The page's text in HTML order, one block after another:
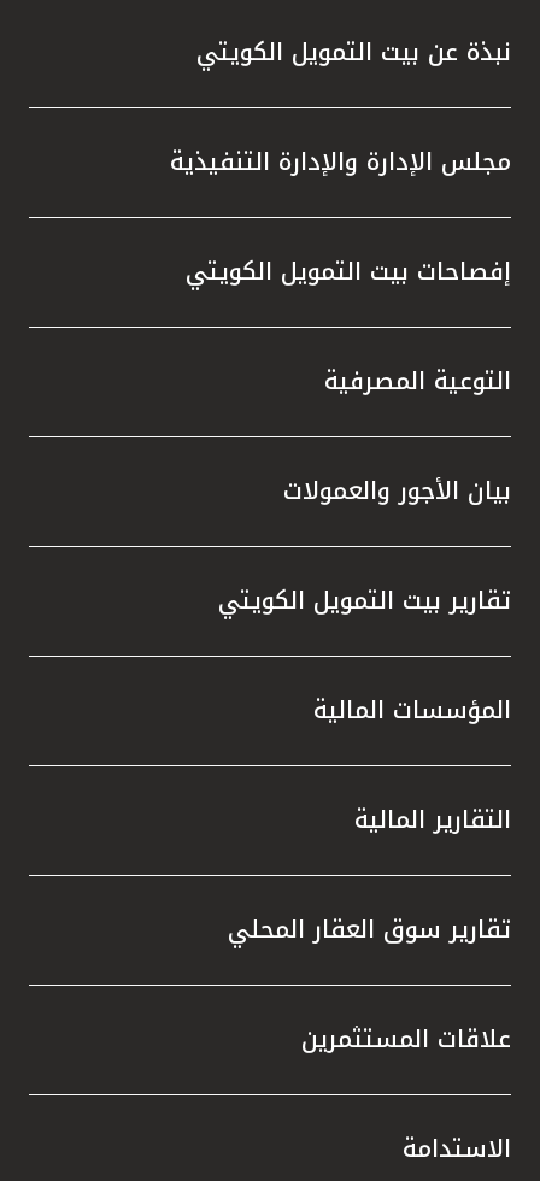
نبذة عن بيت التمويل الكويتي
مجلس الإدارة والإدارة التنفيذية
إفصاحات بيت التمويل الكويتي
التوعية المصرفية
بيان الأجور والعمولات
تقارير بيت التمويل الكويتي
المؤسسات المالية
التقارير المالية
تقارير سوق العقار المحلي
علاقات المستثمرين
الاستدامة